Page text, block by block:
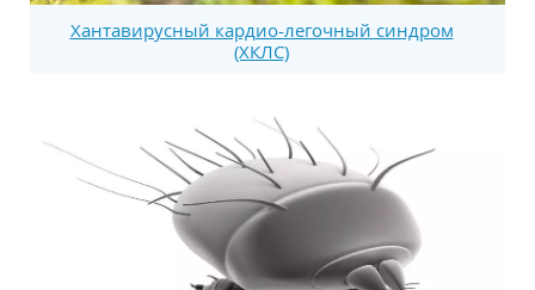
Хантавирусный кардио-легочный синдром
(ХКЛС)